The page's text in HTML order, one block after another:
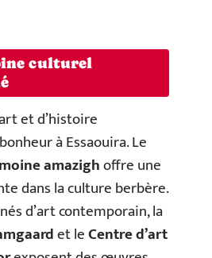
culturel
et d’histoire
à Essaouira. Le
amazighoffre une
dans la culture berbère.
d’art contemporain, la
et leCentre d’art